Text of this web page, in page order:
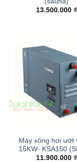
13.500.000 ₫
Máy xông hơi ướt
15KW- KSA150
11.900.000 ₫